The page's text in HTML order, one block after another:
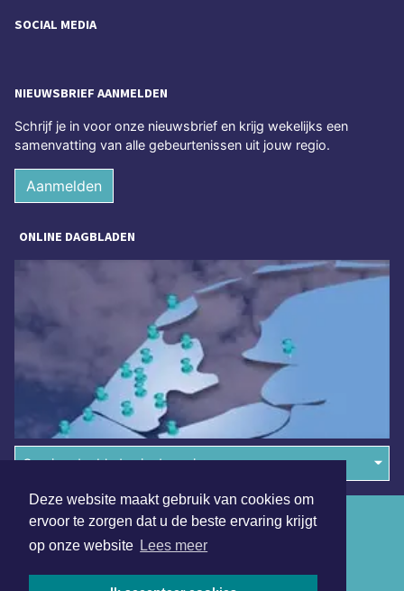
Deze website maakt gebruik van cookies om
ervoor te zorgen dat u de beste ervaring krijgt
op onze website Lees meer
SOCIAL MEDIA
NIEUWSBRIEF AANMELDEN
Schrijf je in voor onze nieuwsbrief en krijg wekelijks een
samenvatting van alle gebeurtenissen uit jouw regio.
Aanmelden
ONLINE DAGBLADEN
Overige dagbladen in de regio
Algemene voorwaarden
Disclaimer